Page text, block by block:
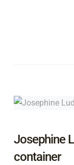
Josephine
container